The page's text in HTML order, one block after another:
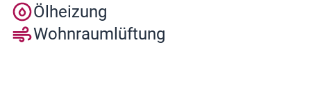
Ölheizung
Wohnraumlüftung